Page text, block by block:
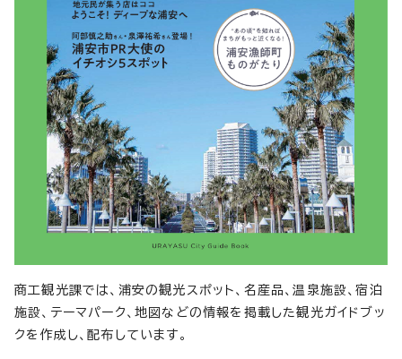
商工観光課では、浦安の観光スポット、名産品、温泉施設、宿泊
施設、テーマパーク、地図などの情報を掲載した観光ガイドブッ
クを作成し、配布しています。